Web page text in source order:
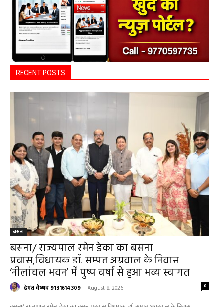
RECENT POSTS
बसना
बसना/ राज्यपाल रमेन डेका का बसना
प्रवास,विधायक डॉ. सम्पत अग्रवाल के निवास
‘नीलांचल भवन’ में पुष्प वर्षा से हुआ भव्य स्वागत
हेमंत वैष्णव 9131614309 - August 8, 2026 0